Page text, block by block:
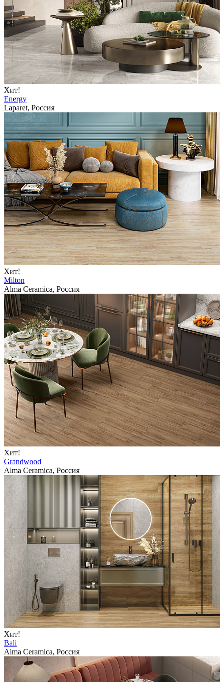
Хит!
Energy
Laparet, Россия
Хит!
Milton
Alma Ceramica, Россия
Хит!
Grandwood
Alma Ceramica, Россия
Хит!
Bali
Alma Ceramica, Россия